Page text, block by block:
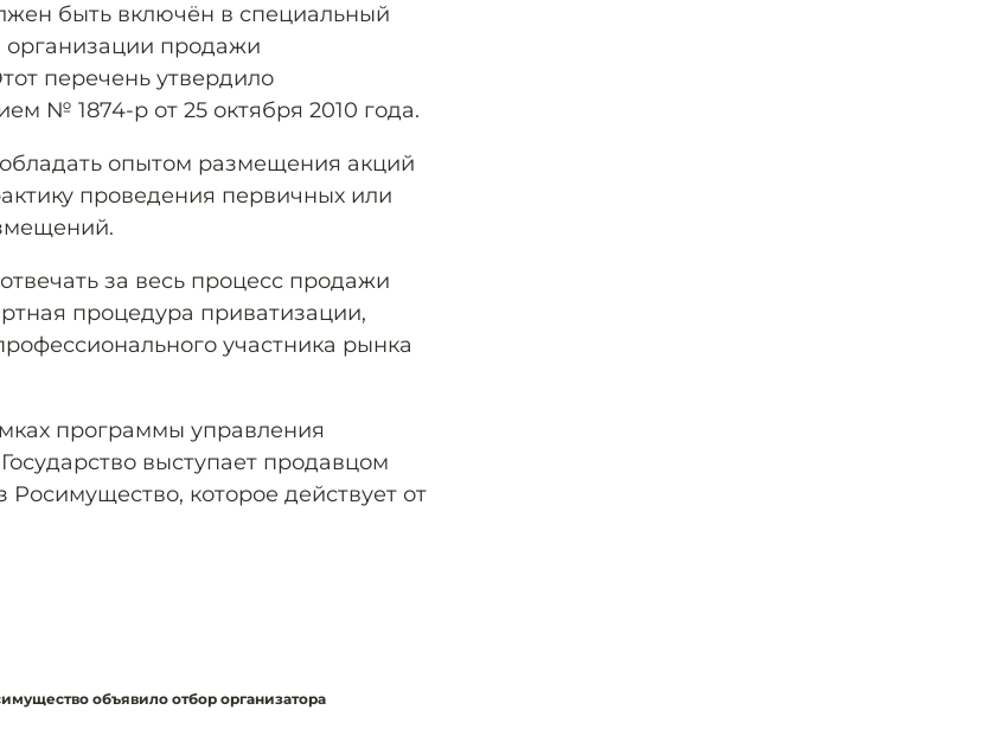
быть включён в специальный
продажи
перечень утвердило
№ 1874-р от 25 октября 2010 года.
опытом размещения акций
проведения первичных или
за весь процесс продажи
процедура приватизации,
участника рынка
программы управления
выступает продавцом
Росимущество, которое действует от
объявило отбор организатора